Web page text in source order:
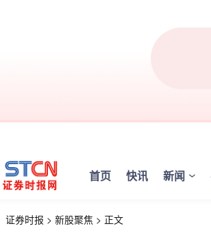
首页 快讯 新闻
证券时报 > 新股聚焦 > 正文